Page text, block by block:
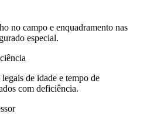
no campo e enquadramento nas
especial.
de idade e tempo de
com deficiência.